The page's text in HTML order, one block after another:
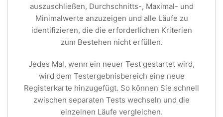
auszuschließen, Durchschnitts-, Maximal- und
Minimalwerte anzuzeigen und alle Läufe zu
identifizieren, die die erforderlichen Kriterien
zum Bestehen nicht erfüllen.
Jedes Mal, wenn ein neuer Test gestartet wird,
wird dem Testergebnisbereich eine neue
Registerkarte hinzugefügt. So können Sie schnell
zwischen separaten Tests wechseln und die
einzelnen Läufe vergleichen.